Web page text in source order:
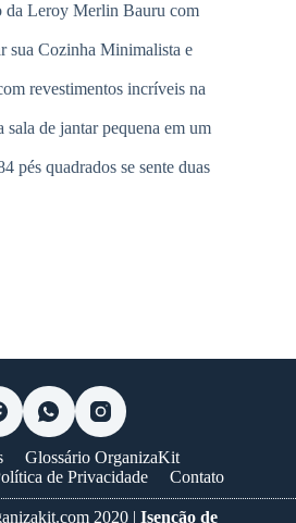
da Leroy Merlin Bauru com
sua Cozinha Minimalista e
revestimentos incríveis na
sala de jantar pequena em um
pés quadrados se sente duas
Glossário OrganizaKit
de Privacidade Contato
2020 | Isenção de